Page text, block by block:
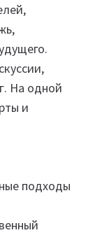
На одной
и
подходы